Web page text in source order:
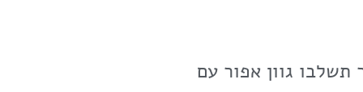
גוון אפור עם